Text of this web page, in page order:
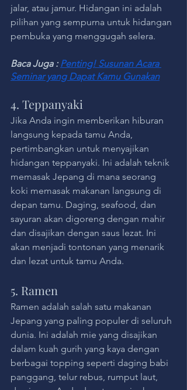
jalar, atau jamur. Hidangan ini adalah
pilihan yang sempurna untuk hidangan
pembuka yang menggugah selera.
Baca Juga : Penting! Susunan Acara
Seminar yang Dapat Kamu Gunakan
4. Teppanyaki
Jika Anda ingin memberikan hiburan
langsung kepada tamu Anda,
pertimbangkan untuk menyajikan
hidangan teppanyaki. Ini adalah teknik
memasak Jepang di mana seorang
koki memasak makanan langsung di
depan tamu. Daging, seafood, dan
sayuran akan digoreng dengan mahir
dan disajikan dengan saus lezat. Ini
akan menjadi tontonan yang menarik
dan lezat untuk tamu Anda.
5. Ramen
Ramen adalah salah satu makanan
Jepang yang paling populer di seluruh
dunia. Ini adalah mie yang disajikan
dalam kuah gurih yang kaya dengan
berbagai topping seperti daging babi
panggang, telur rebus, rumput laut,